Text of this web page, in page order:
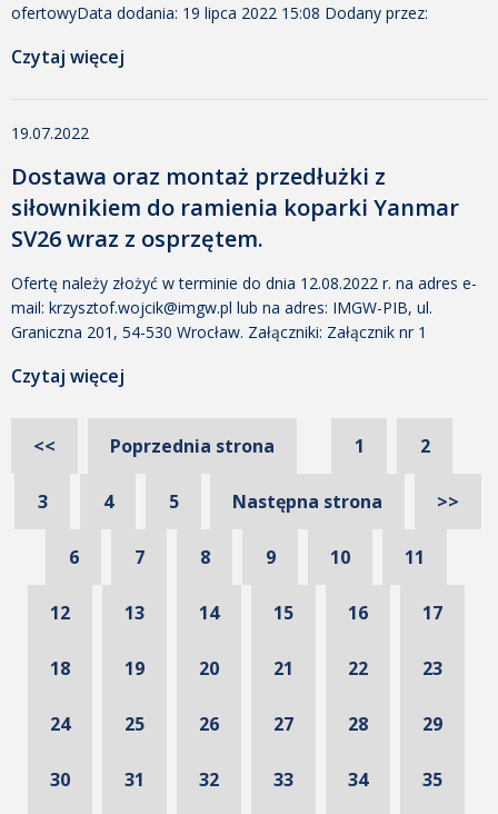
ofertowyData dodania: 19 lipca 2022 15:08 Dodany przez:
klauzula informacyjna RODOData dodania: 19 lipca 2022 15:08
[…]
Czytaj więcej
19.07.2022
Dostawa oraz montaż przedłużki z
siłownikiem do ramienia koparki Yanmar
SV26 wraz z osprzętem.
Ofertę należy złożyć w terminie do dnia 12.08.2022 r. na adres e-
mail: krzysztof.wojcik@imgw.pl lub na adres: IMGW-PIB, ul.
Graniczna 201, 54-530 Wrocław. Załączniki: Załącznik nr 1
Dodany przez: Małgorzata Tomczak Rozmiar: 23 KB Pobrano:
KB […]
Czytaj więcej
<< Poprzednia strona
Następna strona >>
1 2
3 4 5
6 7 8 9 10 11
12 13 14 15 16 17
18 19 20 21 22 23
24 25 26 27 28 29
30 31 32 33 34 35